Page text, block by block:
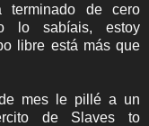
terminado de cero
lo sabíais, estoy
libre está más que
mes le pillé a un
de Slaves to